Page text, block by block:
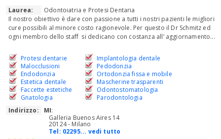
Laurea:
Odontoiatria e Protesi Dentaria
Il nostro obiettivo è dare con passione a tutti i nostri pazienti le migliori
cure possibili al minore costo ragionevole. Per questo il Dr Schmitz ed
ogni membro dello staff si dedicano con costanza all’ aggiornamento...
Protesi dentarie
Malocclusioni
Endodonzia
Estetica dentale
Faccette estetiche
Gnatologia
Implantologia dentale
Pedodonzia
Ortodonzia fissa e mobile
Mascherine trasparenti
Odontostomatologia
Parodontologia
Indirizzo:
MI:
Galleria Buenos Aires 14
20124 - Milano
Tel: 02295... vedi tutto